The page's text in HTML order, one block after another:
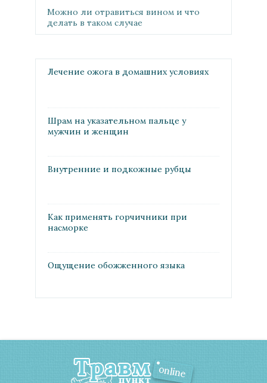
Можно ли отравиться вином и что
делать в таком случае
Лечение ожога в домашних условиях
Шрам на указательном пальце у
мужчин и женщин
Внутренние и подкожные рубцы
Как применять горчичники при
насморке
Ощущение обожженного языка